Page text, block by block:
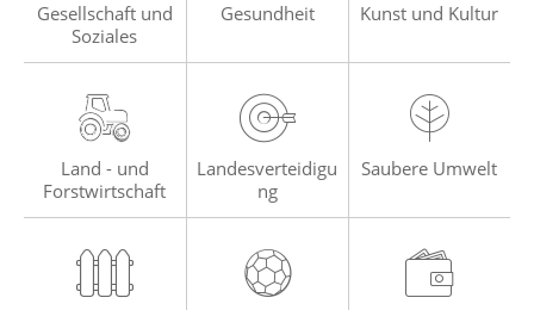
Gesellschaft und
Soziales
Gesundheit Kunst und Kultur
Land - und
Forstwirtschaft
Landesverteidigu
ng
Saubere Umwelt